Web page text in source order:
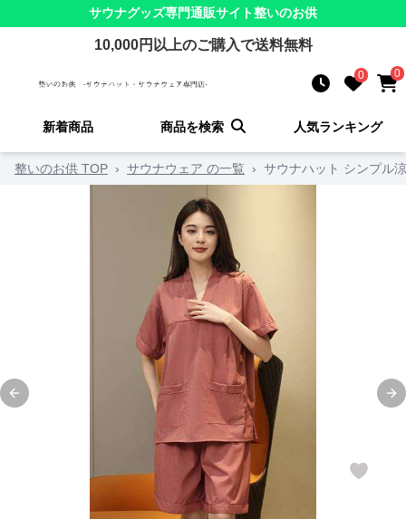
サウナグッズ専門通販サイト整いのお供
10,000円以上のご購入で送料無料
0 0
新着商品 商品を検索 人気ランキング
整いのお供 TOP › サウナウェア の一覧 › サウナハット シンプル
Previous slide